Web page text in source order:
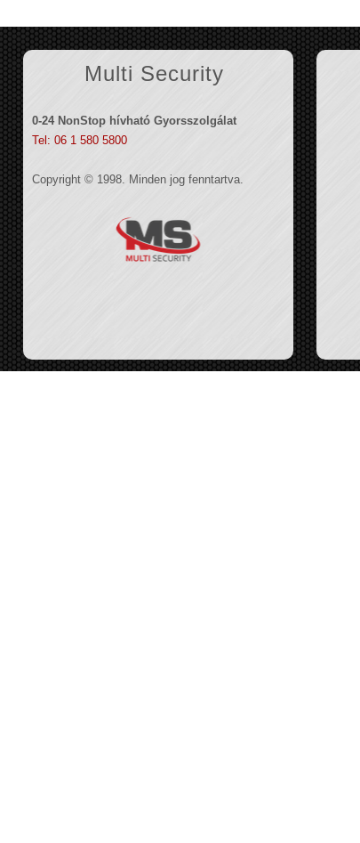
Multi Security
0-24 NonStop hívható Gyorsszolgálat
Tel: 06 1 580 5800
Copyright © 1998. Minden jog fenntartva.